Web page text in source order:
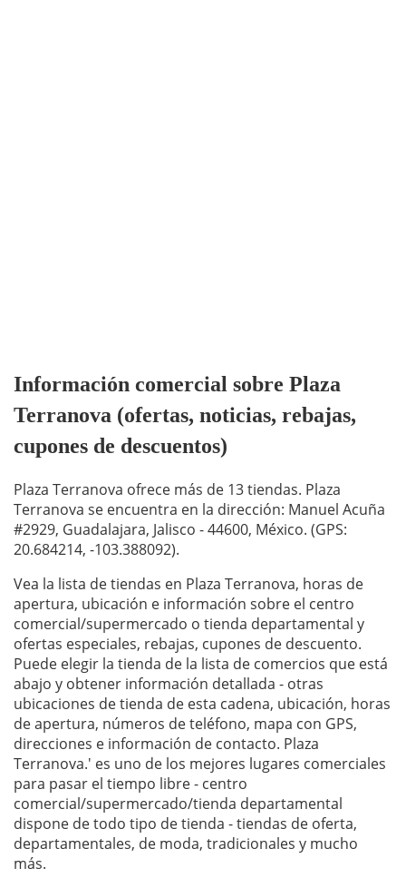
Información comercial sobre Plaza
Terranova (ofertas, noticias, rebajas,
cupones de descuentos)
Plaza Terranova ofrece más de 13 tiendas. Plaza
Terranova se encuentra en la dirección: Manuel Acuña
#2929, Guadalajara, Jalisco - 44600, México. (GPS:
20.684214, -103.388092).
Vea la lista de tiendas en Plaza Terranova, horas de
apertura, ubicación e información sobre el centro
comercial/supermercado o tienda departamental y
ofertas especiales, rebajas, cupones de descuento.
Puede elegir la tienda de la lista de comercios que está
abajo y obtener información detallada - otras
ubicaciones de tienda de esta cadena, ubicación, horas
de apertura, números de teléfono, mapa con GPS,
direcciones e información de contacto. Plaza
Terranova.' es uno de los mejores lugares comerciales
para pasar el tiempo libre - centro
comercial/supermercado/tienda departamental
dispone de todo tipo de tienda - tiendas de oferta,
departamentales, de moda, tradicionales y mucho
más.